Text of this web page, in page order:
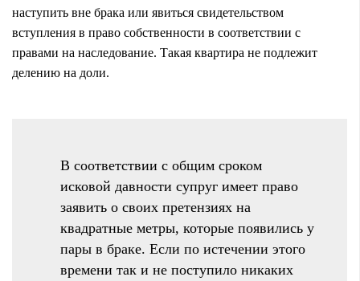
наступить вне брака или явиться свидетельством
вступления в право собственности в соответствии с
правами на наследование. Такая квартира не подлежит
делению на доли.
В соответствии с общим сроком
исковой давности супруг имеет право
заявить о своих претензиях на
квадратные метры, которые появились у
пары в браке. Если по истечении этого
времени так и не поступило никаких